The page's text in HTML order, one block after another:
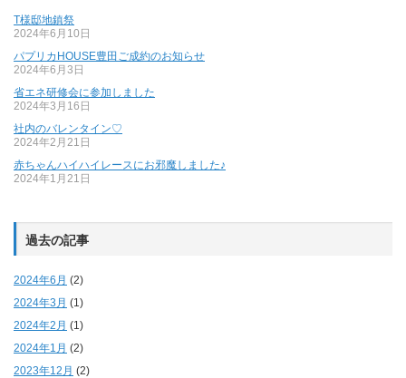
T様邸地鎮祭
2024年6月10日
パプリカHOUSE豊田ご成約のお知らせ
2024年6月3日
省エネ研修会に参加しました
2024年3月16日
社内のバレンタイン♡
2024年2月21日
赤ちゃんハイハイレースにお邪魔しました♪
2024年1月21日
過去の記事
2024年6月 (2)
2024年3月 (1)
2024年2月 (1)
2024年1月 (2)
2023年12月 (2)